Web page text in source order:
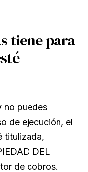
tiene para
no puedes
de ejecución, el
titulizada,
DEL
de cobros.